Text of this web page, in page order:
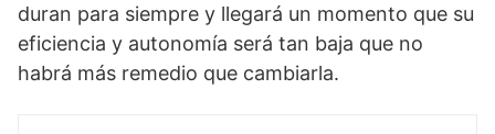
duran para siempre y llegará un momento que su
eficiencia y autonomía será tan baja que no
habrá más remedio que cambiarla.